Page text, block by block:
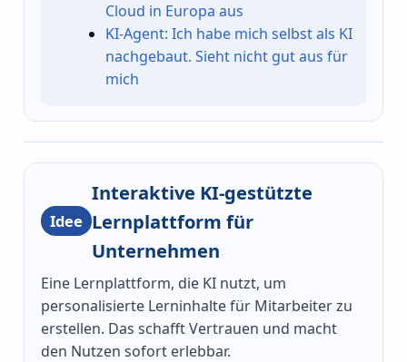
Cloud in Europa aus
KI-Agent: Ich habe mich selbst als KI
nachgebaut. Sieht nicht gut aus für
mich
Idee
Interaktive KI-gestützte
Lernplattform für
Unternehmen
Eine Lernplattform, die KI nutzt, um
personalisierte Lerninhalte für Mitarbeiter zu
erstellen. Das schafft Vertrauen und macht
den Nutzen sofort erlebbar.